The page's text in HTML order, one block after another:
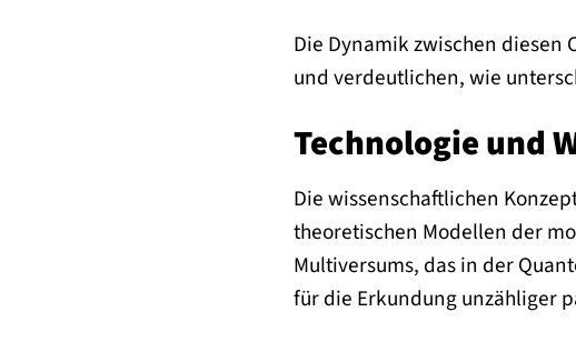
Die Dynamik zwischen
und verdeutlichen, wie
Technologie und
Die wissenschaftlichen
theoretischen Modellen der
Multiversums, das in der
für die Erkundung unzähliger